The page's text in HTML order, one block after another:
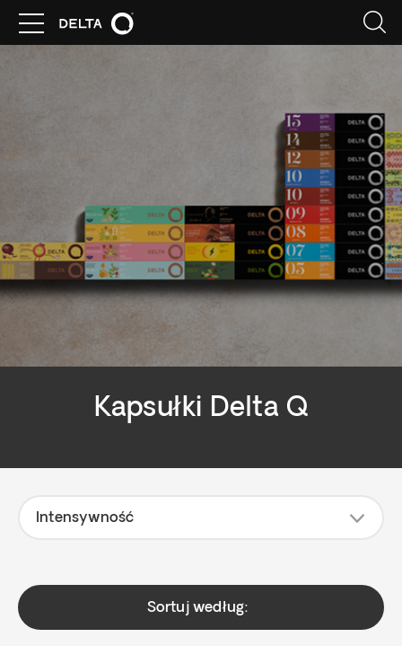
Kapsułki Delta Q
Intensywność
Sortuj według:
27